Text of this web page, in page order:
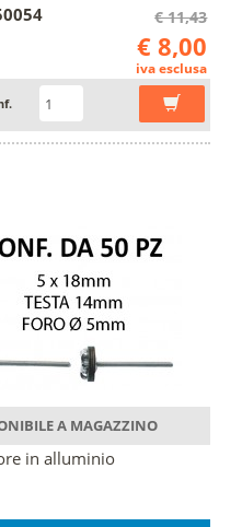
€ 11,43
€ 8,00
iva esclusa
A MAGAZZINO
in alluminio